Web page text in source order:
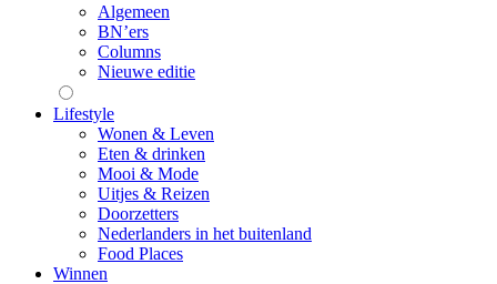
Algemeen
BN’ers
Columns
Nieuwe editie
Lifestyle
Wonen & Leven
Eten & drinken
Mooi & Mode
Uitjes & Reizen
Doorzetters
Nederlanders in het buitenland
Food Places
Winnen